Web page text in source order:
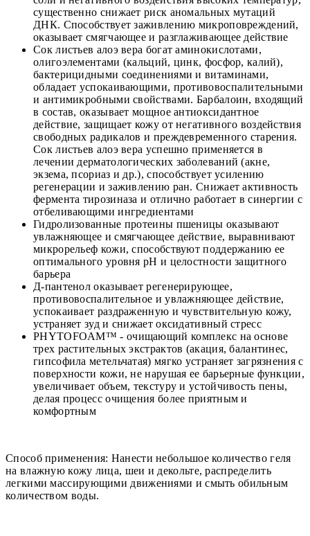
существенно снижает риск аномальных мутаций
ДНК. Способствует заживлению микроповреждений,
оказывает смягчающее и разглаживающее действие
Сок листьев алоэ вера богат аминокислотами,
олигоэлементами (кальций, цинк, фосфор, калий),
бактерицидными соединениями и витаминами,
обладает успокаивающими, противовоспалительными
и антимикробными свойствами. Барбалоин, входящий
в состав, оказывает мощное антиоксидантное
действие, защищает кожу от негативного воздействия
свободных радикалов и преждевременного старения.
Сок листьев алоэ вера успешно применяется в
лечении дерматологических заболеваний (акне,
экзема, псориаз и др.), способствует усилению
регенерации и заживлению ран. Снижает активность
фермента тирозиназа и отлично работает в синергии с
отбеливающими ингредиентами
Гидролизованные протеины пшеницы оказывают
увлажняющее и смягчающее действие, выравнивают
микрорельеф кожи, способствуют поддержанию ее
оптимального уровня pH и целостности защитного
барьера
Д-пантенол оказывает регенерирующее,
противовоспалительное и увлажняющее действие,
успокаивает раздраженную и чувствительную кожу,
устраняет зуд и снижает оксидативный стресс
PHYTOFOAM™ - очищающий комплекс на основе
трех растительных экстрактов (акация, балантинес,
гипсофила метельчатая) мягко устраняет загрязнения с
поверхности кожи, не нарушая ее барьерные функции,
увеличивает объем, текстуру и устойчивость пены,
делая процесс очищения более приятным и
комфортным
Способ применения: Нанести небольшое количество геля
на влажную кожу лица, шеи и декольте, распределить
легкими массирующими движениями и смыть обильным
количеством воды.